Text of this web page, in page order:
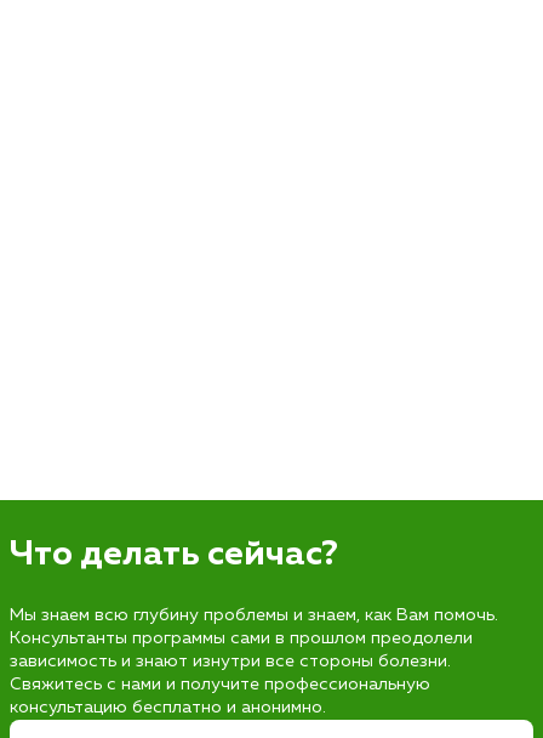
Что делать сейчас?
Мы знаем всю глубину проблемы и знаем, как Вам помочь.
Консультанты программы сами в прошлом преодолели
зависимость и знают изнутри все стороны болезни.
Свяжитесь с нами и получите профессиональную
консультацию бесплатно и анонимно.